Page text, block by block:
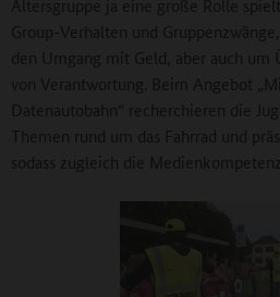
Altersgruppe ja eine große Rolle
Group-Verhalten und
den Umgang mit Geld, aber auch um
von Verantwortung. Beim Angebot
Datenautobahn“ recherchieren die
Themen rund um das Fahrrad und
sodass zugleich die